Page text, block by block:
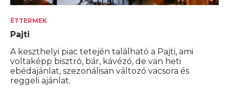
ÉTTERMEK
Pajti
A keszthelyi piac tetején található a Pajti, ami
voltaképp bisztró, bár, kávézó, de van heti
ebédajánlat, szezonálisan változó vacsora és
reggeli ajánlat.